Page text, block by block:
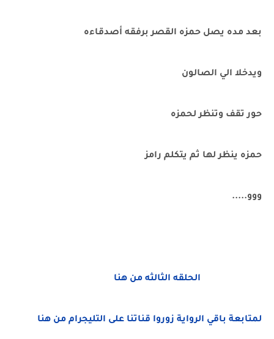
بعد مده يصل حمزه القصر برفقه أصدقاءه
ويدخلا الي الصالون
حور تقف وتنظر لحمزه
حمزه ينظر لها ثم يتكلم رامز
ووو.....
الحلقه الثالثه من هنا
لمتابعة باقي الرواية زوروا قناتنا على التليجرام من هنا